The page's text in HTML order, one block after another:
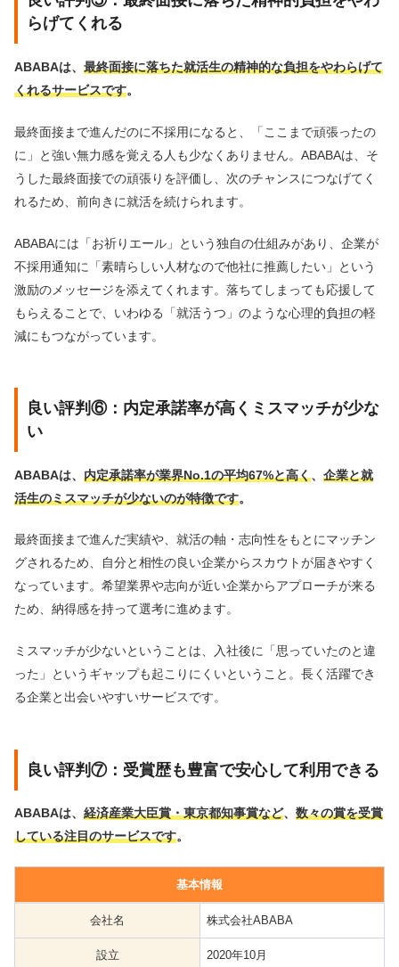
らげてくれる
ABABAは、 最終面接に落ちた就活生の精神的な負担をやわらげて
くれるサービスです。
最終面接まで進んだのに不採用になると、「ここまで頑張ったの
に」と強い無力感を覚える人も少なくありません。ABABAは、そ
うした最終面接での頑張りを評価し、次のチャンスにつなげてく
れるため、前向きに就活を続けられます。
ABABAには「お祈りエール」という独自の仕組みがあり、企業が
不採用通知に「素晴らしい人材なので他社に推薦したい」という
激励のメッセージを添えてくれます。落ちてしまっても応援して
もらえることで、いわゆる「就活うつ」のような心理的負担の軽
減にもつながっています。
良い評判⑥：内定承諾率が高くミスマッチが少な
い
ABABAは、 内定承諾率が業界No.1の平均67%と高く、 企業と就
活生のミスマッチが少ないのが特徴です。
最終面接まで進んだ実績や、就活の軸・志向性をもとにマッチン
グされるため、自分と相性の良い企業からスカウトが届きやすく
なっています。希望業界や志向が近い企業からアプローチが来る
ため、納得感を持って選考に進めます。
ミスマッチが少ないということは、入社後に「思っていたのと違
った」というギャップも起こりにくいということ。長く活躍でき
る企業と出会いやすいサービスです。
良い評判⑦：受賞歴も豊富で安心して利用できる
ABABAは、 経済産業大臣賞・東京都知事賞など、 数々の賞を受賞
している注目のサービスです。
基本情報
会社名 株式会社ABABA
設立 2020年10月